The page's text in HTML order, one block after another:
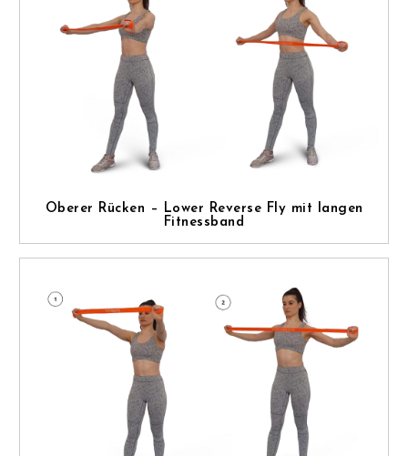
Oberer Rücken – Lower Reverse Fly mit langen
Fitnessband